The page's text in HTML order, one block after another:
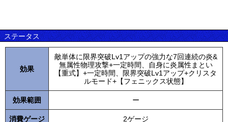
ステータス
効果
敵単体に限界突破Lv1アップの強力な7回連続の炎&
無属性物理攻撃+一定時間、自身に炎属性まとい
【重式】+一定時間、限界突破Lv1アップ+クリスタ
ルモード+【フェニックス状態】
効果範囲 ー
消費ゲージ 2ゲージ